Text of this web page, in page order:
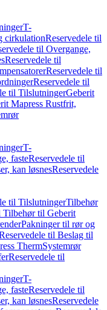
T-
cirkulationReservedele til
til Overgange,
Reservedele til
Reservedele til
Reservedele til
til TilslutningerGeberit
Mapress Rustfrit,
T-
fasteReservedele til
kan løsnesReservedele
til TilslutningerTilbehør
Tilbehør til Geberit
Pakninger til rør og
til Beslag til
ThermSystemrør
Reservedele til
T-
fasteReservedele til
kan løsnesReservedele